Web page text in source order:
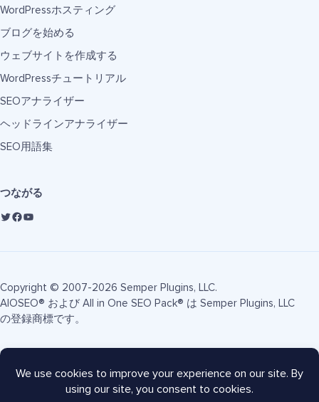
WordPressホスティング
ブログを始める
ウェブサイトを作成する
WordPressチュートリアル
SEOアナライザー
ヘッドラインアナライザー
SEO用語集
つながる
Copyright © 2007-2026 Semper Plugins, LLC.
AIOSEO® および All in One SEO Pack® は Semper Plugins, LLC
の登録商標です。
利用規約
AIOSEOクーポン